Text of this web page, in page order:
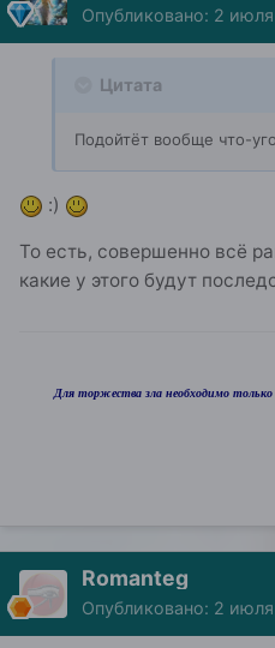
Опубликовано: 2
Цитата
Подойтёт вообще что-
:)
То есть, совершенно всё
какие у этого будут
Для торжества зла необходимо
Romanteg
Опубликовано: 2